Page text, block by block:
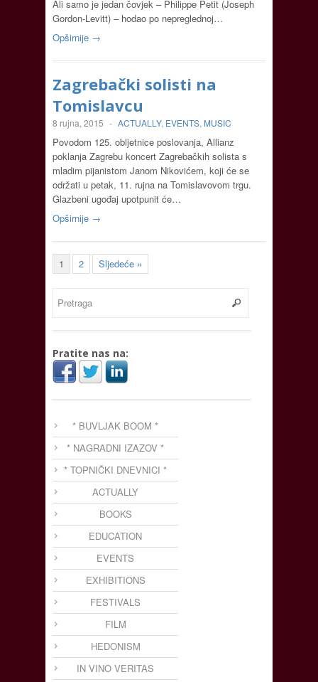
Ali samo je jedan čovjek – Philippe Petit (Joseph
Gordon-Levitt) – hodao po nepreglednoj…
Opširnije →
Zagrebački solisti na
Tomislavcu
8 rujna, 2015 - ACTUALLY, EVENTS, MUSIC
Povodom 125. obljetnice poslovanja, Allianz
poklanja Zagrebu koncert Zagrebačkih solista s
mladim pijanistom Janom Nikovićem, koji će se
održati u petak, 11. rujna na Tomislavovom trgu.
Glazbeni ugođaj upotpunit će…
Opširnije →
1 2 Sljedeće »
Pratite nas na:
* BUVLJAK BOOM *
* NAGRADNI IZAZOV *
* TOPNIČKI DNEVNICI *
ACTUALLY
BOOKS
EDUCATION
EVENTS
EXHIBITIONS
FESTIVALS
FILM
HEDONISM
IN VINO VERITAS